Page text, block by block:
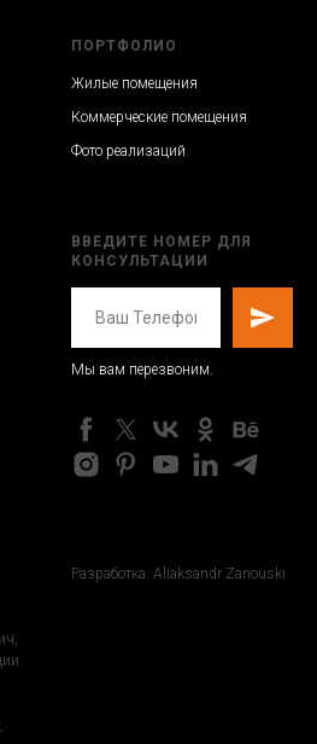
ПОРТФОЛИО
Жилые помещения
Коммерческие помещения
Фото реализаций
ВВЕДИТЕ НОМЕР ДЛЯ
КОНСУЛЬТАЦИИ
Мы вам перезвоним.
Разработка: Aliaksandr Zanouski